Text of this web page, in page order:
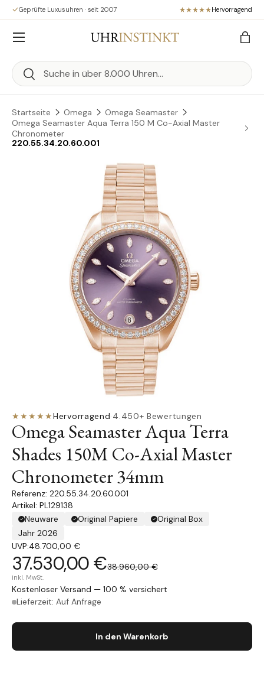
Direkt zum Inhalt
Geprüfte Luxusuhren · seit 2007 Hervorragend
Suchen
Suchen
Menü
Startseite Omega
Omega Seamaster
Omega Seamaster Aqua Terra 150 M Co-Axial Master
Chronometer
220.55.34.20.60.001
Zu Produktinformationen springen
★★★★★Hervorragend·4.450+ Bewertungen
Omega Seamaster Aqua Terra
Shades 150M Co-Axial Master
Chronometer 34mm
220.55.34.20.60.001
Artikel: PL129138
Neuware
Original Papiere
Original Box
Jahr 2026
UVP:48.700,00 €
37.530,00 €38.960,00 €
inkl. MwSt.
Kostenloser Versand — 100 % versichert
Lieferzeit: Auf Anfrage
In den Warenkorb